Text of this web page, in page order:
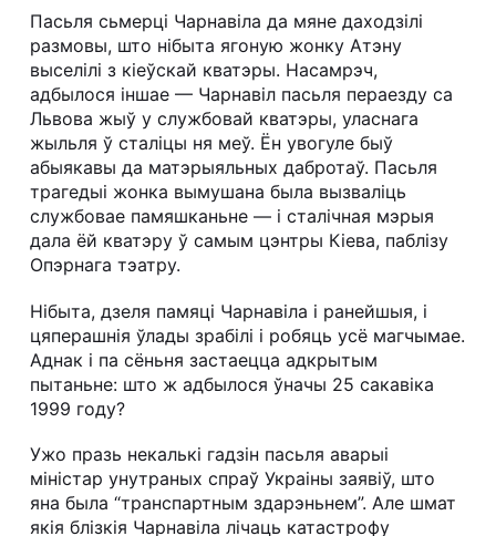
Пасьля сьмерці Чарнавіла да мяне даходзілі
размовы, што нібыта ягоную жонку Атэну
выселілі з кіеўскай кватэры. Насамрэч,
адбылося іншае — Чарнавіл пасьля пераезду са
Львова жыў у службовай кватэры, уласнага
жыльля ў сталіцы ня меў. Ён увогуле быў
абыякавы да матэрыяльных дабротаў. Пасьля
трагедыі жонка вымушана была вызваліць
службовае памяшканьне — і сталічная мэрыя
дала ёй кватэру ў самым цэнтры Кіева, паблізу
Опэрнага тэатру.
Нібыта, дзеля памяці Чарнавіла і ранейшыя, і
цяперашнія ўлады зрабілі і робяць усё магчымае.
Аднак і па сёньня застаецца адкрытым
пытаньне: што ж адбылося ўначы 25 сакавіка
1999 году?
Ужо празь некалькі гадзін пасьля аварыі
міністар унутраных спраў Украіны заявіў, што
яна была “транспартным здарэньнем”. Але шмат
якія блізкія Чарнавіла лічаць катастрофу